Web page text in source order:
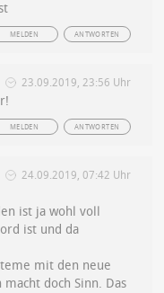
ANTWORTEN
MELDEN
23.09.2019, 23:56 Uhr
ANTWORTEN
MELDEN
24.09.2019, 07:42 Uhr
ist ja wohl voll
ist und da
mit den neue
doch Sinn. Das